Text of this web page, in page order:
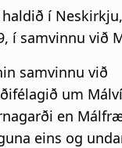
haldið í
í samvinnu við
samvinnu við
um
en
eins og